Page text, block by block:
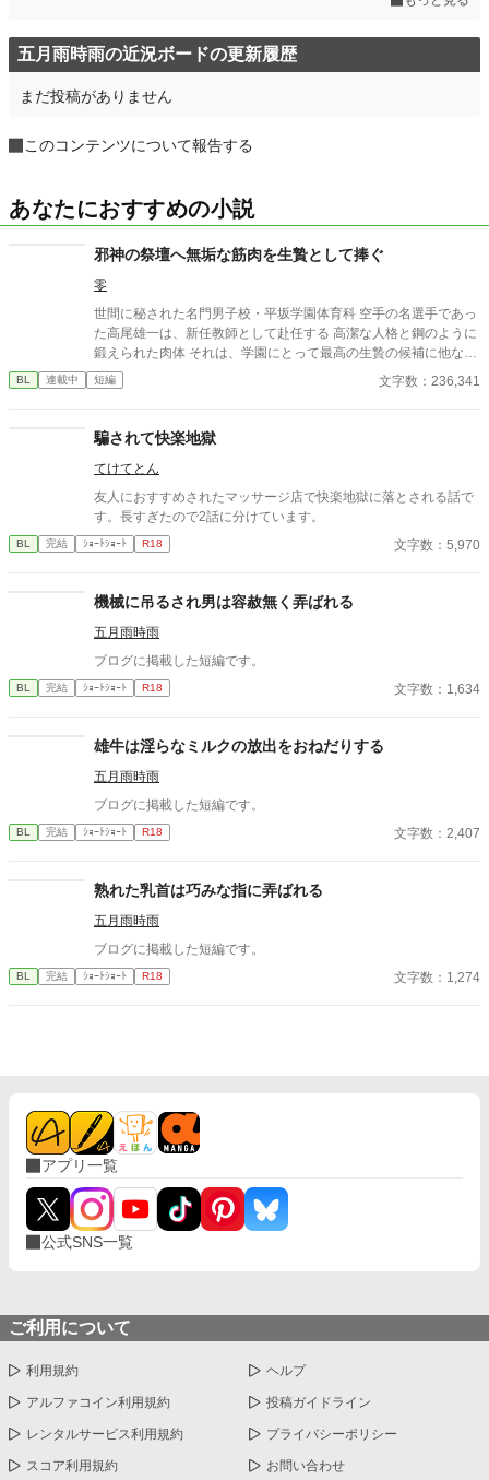
五月雨時雨の近況ボードの更新履歴
まだ投稿がありません
このコンテンツについて報告する
あなたにおすすめの小説
邪神の祭壇へ無垢な筋肉を生贄として捧ぐ
零
世間に秘された名門男子校・平坂学園体育科 空手の名選手であっ
た高尾雄一は、新任教師として赴任する 高潔な人格と鋼のように
鍛えられた肉体 それは、学園にとって最高の生贄の候補に他なら
なかった 至高の筋肉を持つ、精神を削られ意志をなくした青年を
太古の神に捧げるため、“水”、“風”、“土”の信奉者達が暗躍する 意
校で繰り広げられるダークファンタジー
BL 連載中 短編 文字数：236,341
騙されて快楽地獄
てけてとん
友人におすすめされたマッサージ店で快楽地獄に落とされる話で
す。長すぎたので2話に分けています。
BL 完結 ｼｮｰﾄｼｮｰﾄ R18 文字数：5,970
機械に吊るされ男は容赦無く弄ばれる
五月雨時雨
ブログに掲載した短編です。
BL 完結 ｼｮｰﾄｼｮｰﾄ R18 文字数：1,634
雄牛は淫らなミルクの放出をおねだりする
五月雨時雨
ブログに掲載した短編です。
BL 完結 ｼｮｰﾄｼｮｰﾄ R18 文字数：2,407
熟れた乳首は巧みな指に弄ばれる
五月雨時雨
ブログに掲載した短編です。
BL 完結 ｼｮｰﾄｼｮｰﾄ R18 文字数：1,274
アプリ一覧
公式SNS一覧
ご利用について
利用規約 ヘルプ
アルファコイン利用規約 投稿ガイドライン
レンタルサービス利用規約 プライバシーポリシー
スコア利用規約 お問い合わせ